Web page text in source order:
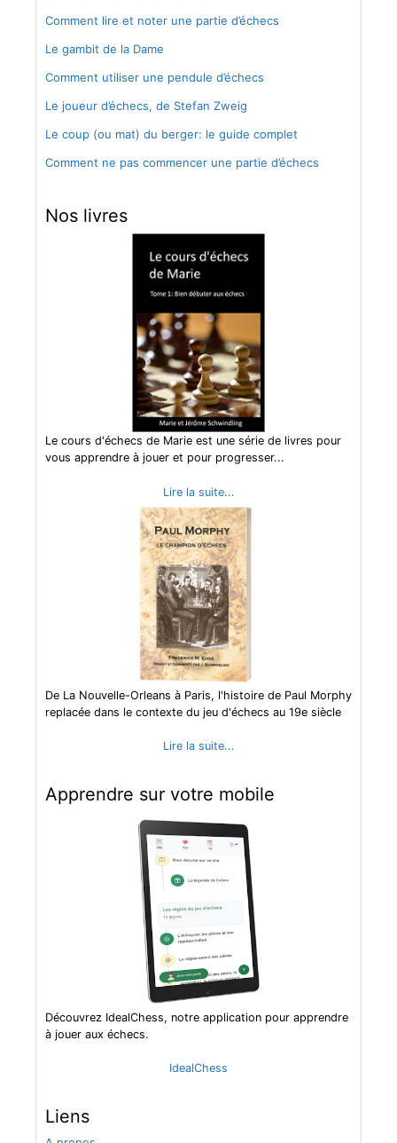
Comment lire et noter une partie d’échecs
Le gambit de la Dame
Comment utiliser une pendule d’échecs
Le joueur d’échecs, de Stefan Zweig
Le coup (ou mat) du berger: le guide complet
Comment ne pas commencer une partie d’échecs
Nos livres
Le cours d'échecs de Marie est une série de livres pour
vous apprendre à jouer et pour progresser...
Lire la suite...
De La Nouvelle-Orleans à Paris, l'histoire de Paul Morphy
replacée dans le contexte du jeu d'échecs au 19e siècle
Lire la suite...
Apprendre sur votre mobile
Découvrez IdealChess, notre application pour apprendre
à jouer aux échecs.
IdealChess
Liens